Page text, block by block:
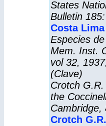
States
Bulletin
Costa Lima
Especies
Mem. Inst.
vol 32,
(Clave)
Crotch
the
Cambridge,
Crotch